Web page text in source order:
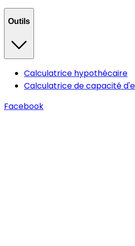
Outils
Calculatrice hypothécaire
Calculatrice de capacité
Facebook